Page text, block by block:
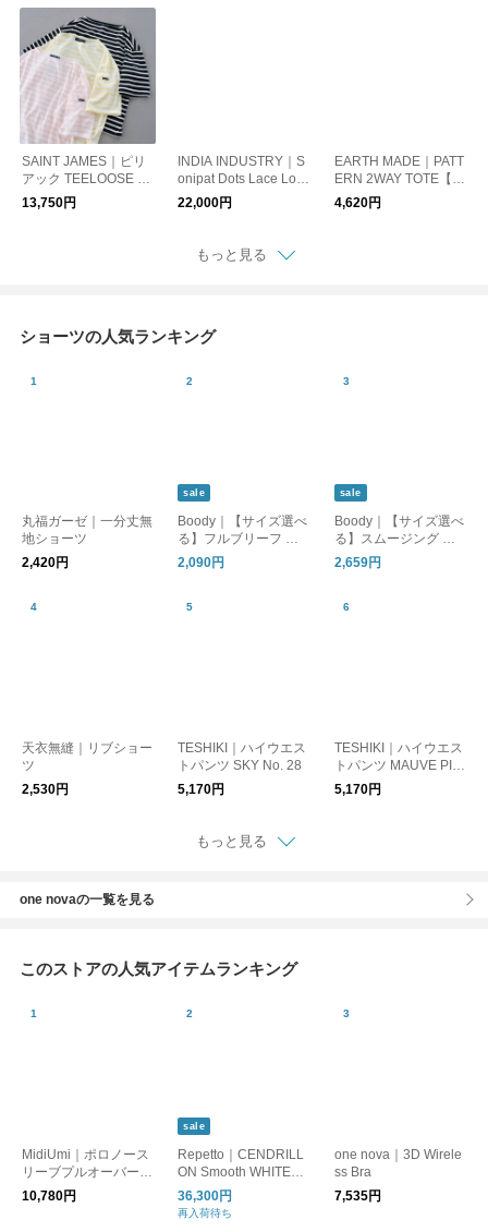
SAINT JAMES｜ピリ
アック TEELOOSE 薄
手半袖Tシャツ【DM
便発送可能】
13,750円
INDIA INDUSTRY｜S
onipat Dots Lace Lon
g Sleeve Shirt
22,000円
EARTH MADE｜PATT
ERN 2WAY TOTE【D
M便発送可能】
4,620円
もっと見る
ショーツの人気ランキング
丸福ガーゼ｜一分丈無
地ショーツ
2,420円
sale
Boody｜【サイズ選べ
る】フルブリーフ ハ
イウエスト シームレ
ス 下着 肌着 ショーツ
ギフト ブーディー
2,090円
sale
Boody｜【サイズ選べ
る】スムージング シ
ョートパンツ ボクサ
ーパンツ シームレス
ーディー
2,659円
天衣無縫｜リブショー
ツ
2,530円
TESHIKI｜ハイウエス
トパンツ SKY No. 28
5,170円
TESHIKI｜ハイウエス
トパンツ MAUVE PIN
K No.5
5,170円
もっと見る
one novaの一覧を見る
このストアの人気アイテムランキング
MidiUmi｜ポロノース
リーブプルオーバー
【DM便発送可能】
10,780円
sale
Repetto｜CENDRILL
ON Smooth WHITE
【SALE40%OFF!】
36,300円
再入荷待ち
one nova｜3D Wirele
ss Bra
7,535円